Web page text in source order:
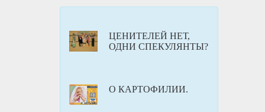
ЦЕНИТЕЛЕЙ НЕТ,
ОДНИ СПЕКУЛЯНТЫ?
О КАРТОФИЛИИ.